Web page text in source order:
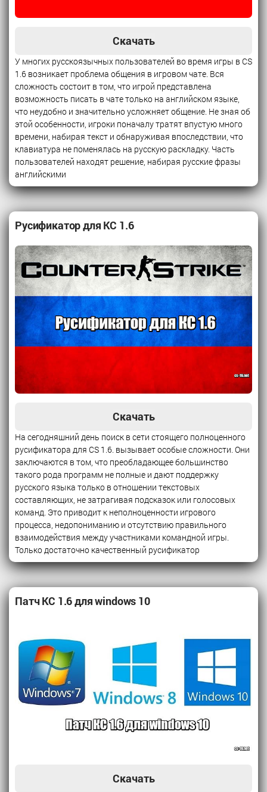
Скачать
У многих русскоязычных пользователей во время игры в CS
1.6 возникает проблема общения в игровом чате. Вся
сложность состоит в том, что игрой представлена
возможность писать в чате только на английском языке,
что неудобно и значительно усложняет общение. Не зная об
этой особенности, игроки поначалу тратят впустую много
времени, набирая текст и обнаруживая впоследствии, что
клавиатура не поменялась на русскую раскладку. Часть
пользователей находят решение, набирая русские фразы
английскими
Русификатор для КС 1.6
Скачать
На сегодняшний день поиск в сети стоящего полноценного
русификатора для CS 1.6. вызывает особые сложности. Они
заключаются в том, что преобладающее большинство
такого рода программ не полные и дают поддержку
русского языка только в отношении текстовых
составляющих, не затрагивая подсказок или голосовых
команд. Это приводит к неполноценности игрового
процесса, недопониманию и отсутствию правильного
взаимодействия между участниками командной игры.
Только достаточно качественный русификатор
Патч КС 1.6 для windows 10
Скачать